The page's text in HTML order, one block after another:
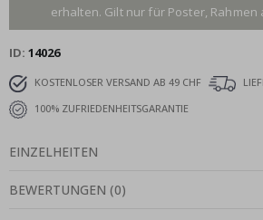
erhalten. Gilt nur für Poster, Rahmen
ID 14026
KOSTENLOSER VERSAND AB 49 CHF
100% ZUFRIEDENHEITSGARANTIE
EINZELHEITEN
BEWERTUNGEN (0)